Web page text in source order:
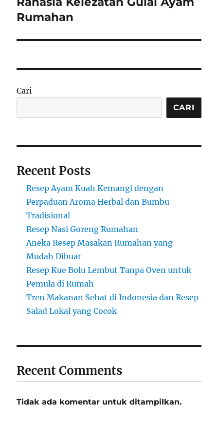
post:
Rumahan
Cari
CARI
Recent Posts
Resep Ayam Kuah Kemangi dengan
Perpaduan Aroma Herbal dan Bumbu
Tradisional
Resep Nasi Goreng Rumahan
Aneka Resep Masakan Rumahan yang
Mudah Dibuat
Resep Kue Bolu Lembut Tanpa Oven untuk
Pemula di Rumah
Tren Makanan Sehat di Indonesia dan Resep
Salad Lokal yang Cocok
Recent Comments
Tidak ada komentar untuk ditampilkan.